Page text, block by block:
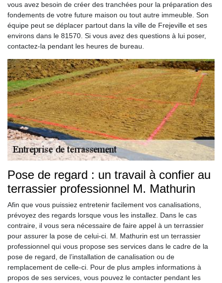
vous avez besoin de créer des tranchées pour la préparation des
fondements de votre future maison ou tout autre immeuble. Son
équipe peut se déplacer partout dans la ville de Frejeville et ses
environs dans le 81570. Si vous avez des questions à lui poser,
contactez-la pendant les heures de bureau.
Pose de regard : un travail à confier au
terrassier professionnel M. Mathurin
Afin que vous puissiez entretenir facilement vos canalisations,
prévoyez des regards lorsque vous les installez. Dans le cas
contraire, il vous sera nécessaire de faire appel à un terrassier
pour assurer la pose de celui-ci. M. Mathurin est un terrassier
professionnel qui vous propose ses services dans le cadre de la
pose de regard, de l’installation de canalisation ou de
remplacement de celle-ci. Pour de plus amples informations à
propos de ses services, vous pouvez le contacter pendant les